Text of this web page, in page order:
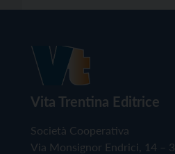
Vita Trentina Editrice
Società Cooperativa
Via Monsignor Endrici, 14 –